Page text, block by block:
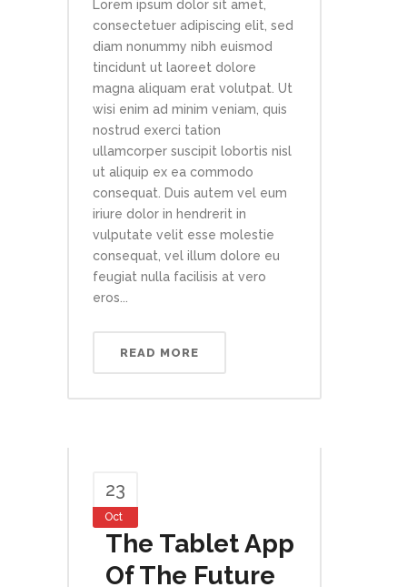
Lorem ipsum dolor sit amet,
consectetuer adipiscing elit, sed
diam nonummy nibh euismod
tincidunt ut laoreet dolore
magna aliquam erat volutpat. Ut
wisi enim ad minim veniam, quis
nostrud exerci tation
ullamcorper suscipit lobortis nisl
ut aliquip ex ea commodo
consequat. Duis autem vel eum
iriure dolor in hendrerit in
vulputate velit esse molestie
consequat, vel illum dolore eu
feugiat nulla facilisis at vero
eros...
READ MORE
23
Oct
The Tablet App
Of The Future